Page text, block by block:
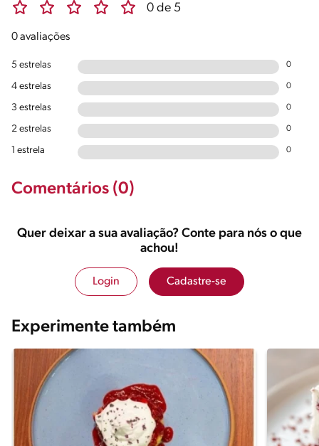
0 de 5
0 avaliações
5 estrelas 0
4 estrelas 0
3 estrelas 0
2 estrelas 0
1 estrela 0
Comentários (0)
Quer deixar a sua avaliação? Conte para nós o que
achou!
Login Cadastre-se
Experimente também